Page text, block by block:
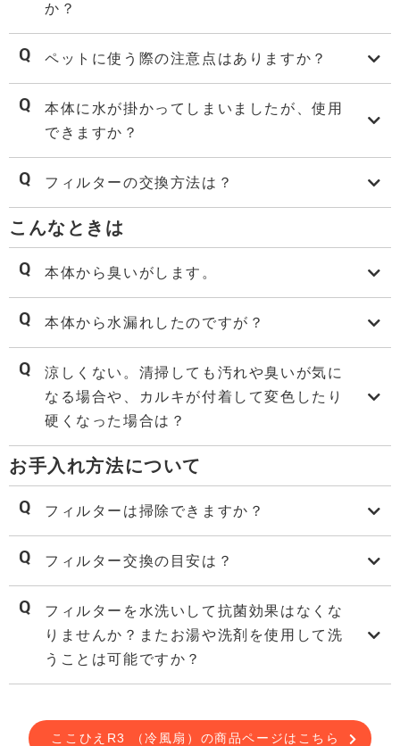
か？
ペットに使う際の注意点はありますか？
本体に水が掛かってしまいましたが、使用
できますか？
フィルターの交換方法は？
こんなときは
本体から臭いがします。
本体から水漏れしたのですが？
涼しくない。清掃しても汚れや臭いが気に
なる場合や、カルキが付着して変色したり
硬くなった場合は？
お手入れ方法について
フィルターは掃除できますか？
フィルター交換の目安は？
フィルターを水洗いして抗菌効果はなくな
りませんか？またお湯や洗剤を使用して洗
うことは可能ですか？
ここひえR3 （冷風扇）の商品ページはこちら